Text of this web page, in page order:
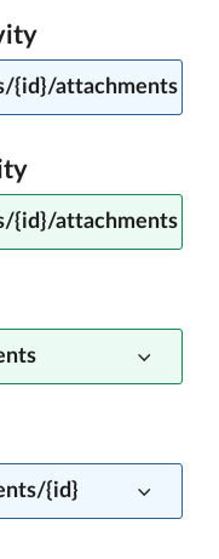
{id}/attachments
{id}/attachments
{id}